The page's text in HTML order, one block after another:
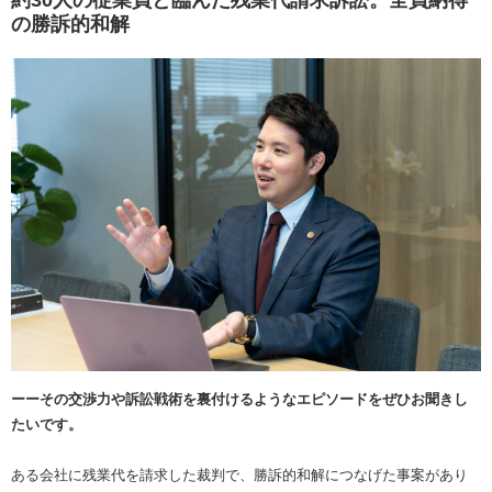
の勝訴的和解
ーーその交渉力や訴訟戦術を裏付けるようなエピソードをぜひお聞きし
たいです。
ある会社に残業代を請求した裁判で、勝訴的和解につなげた事案があり